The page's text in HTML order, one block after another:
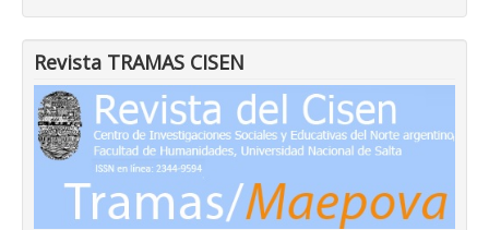
Revista TRAMAS CISEN